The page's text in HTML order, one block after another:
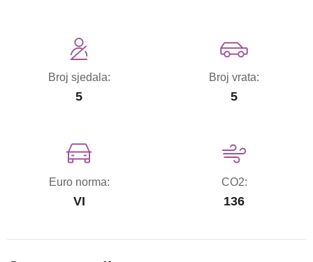
Broj sjedala:
5
Broj vrata:
5
Euro norma:
VI
CO2:
136